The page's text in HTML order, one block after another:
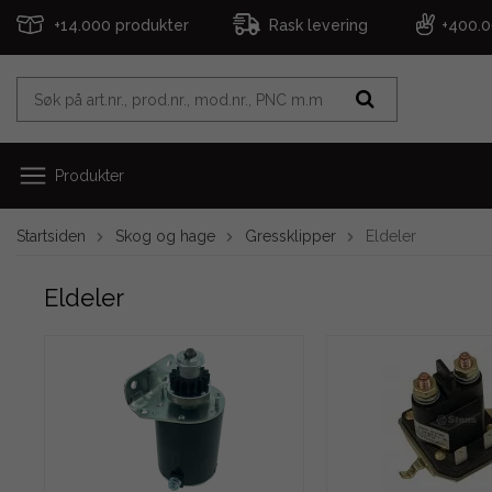
+14.000 produkter Rask levering
Produkter
Startsiden Skog og hage Gressklipper Eldeler
Eldeler